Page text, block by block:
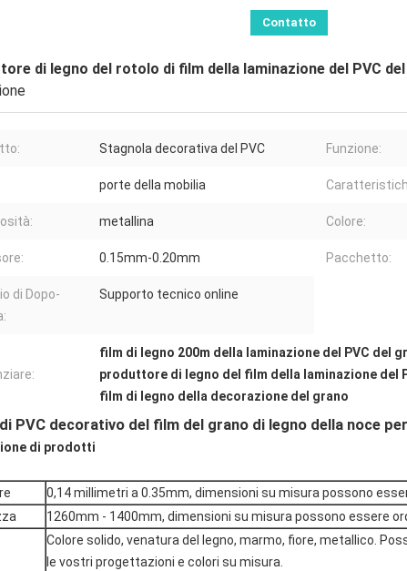
Contatto
di legno del rotolo di film della laminazione del PVC
Stagnola decorativa del PVC Funzione:
porte della mobilia
metallina Colore:
0.15mm-0.20mm Pacchetto:
di Dopo-
Supporto tecnico online
film di legno 200m della laminazione del PVC del
produttore di legno del film della laminazione del
film di legno della decorazione del grano
PVC decorativo del film del grano di legno della noce
di prodotti
0,14 millimetri a 0.35mm, dimensioni su misura possono
1260mm - 1400mm, dimensioni su misura possono essere
Colore solido, venatura del legno, marmo, fiore, metallico.
le vostri progettazioni e colori su misura.